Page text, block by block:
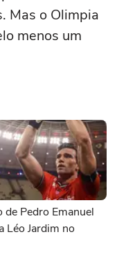
Mas o Olimpia
menos um
de Pedro Emanuel
Léo Jardim no